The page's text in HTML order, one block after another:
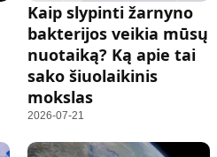
Kaip slypinti žarnyno
bakterijos veikia mūsų
nuotaiką? Ką apie tai
sako šiuolaikinis
mokslas
2026-07-21